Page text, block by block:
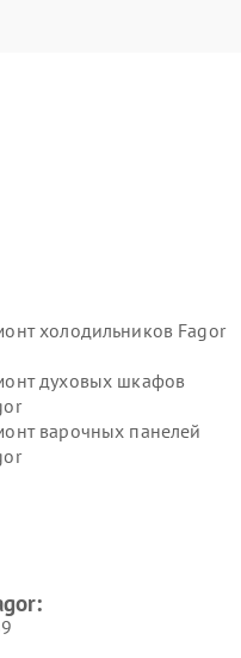
холодильников Fagor
духовых шкафов
варочных панелей